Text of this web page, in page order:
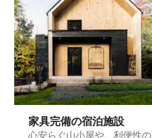
家具完備の宿⁠泊⁠施⁠設
心安らぐ山小屋や、利便性の